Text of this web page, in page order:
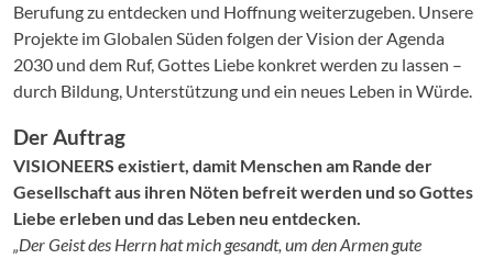
Berufung zu entdecken und Hoffnung weiterzugeben. Unsere
Projekte im Globalen Süden folgen der Vision der Agenda
2030 und dem Ruf, Gottes Liebe konkret werden zu lassen –
durch Bildung, Unterstützung und ein neues Leben in Würde.
Der Auftrag
VISIONEERS existiert, damit Menschen am Rande der
Gesellschaft aus ihren Nöten befreit werden und so Gottes
Liebe erleben und das Leben neu entdecken.
„Der Geist des Herrn hat mich gesandt, um den Armen gute